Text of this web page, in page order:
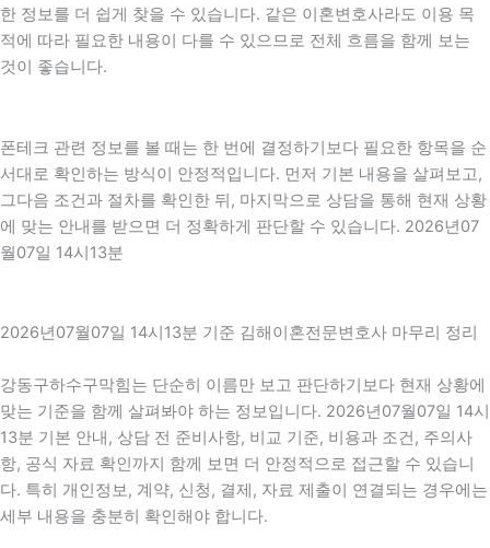
한 정보를 더 쉽게 찾을 수 있습니다. 같은 이혼변호사라도 이용 목
적에 따라 필요한 내용이 다를 수 있으므로 전체 흐름을 함께 보는
것이 좋습니다.
폰테크 관련 정보를 볼 때는 한 번에 결정하기보다 필요한 항목을 순
서대로 확인하는 방식이 안정적입니다. 먼저 기본 내용을 살펴보고,
그다음 조건과 절차를 확인한 뒤, 마지막으로 상담을 통해 현재 상황
에 맞는 안내를 받으면 더 정확하게 판단할 수 있습니다. 2026년07
월07일 14시13분
2026년07월07일 14시13분 기준 김해이혼전문변호사 마무리 정리
강동구하수구막힘는 단순히 이름만 보고 판단하기보다 현재 상황에
맞는 기준을 함께 살펴봐야 하는 정보입니다. 2026년07월07일 14시
13분 기본 안내, 상담 전 준비사항, 비교 기준, 비용과 조건, 주의사
항, 공식 자료 확인까지 함께 보면 더 안정적으로 접근할 수 있습니
다. 특히 개인정보, 계약, 신청, 결제, 자료 제출이 연결되는 경우에는
세부 내용을 충분히 확인해야 합니다.